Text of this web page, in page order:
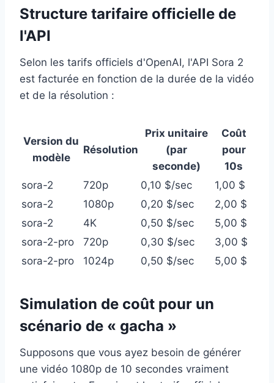
Structure tarifaire officielle de
l'API
Selon les tarifs officiels d'OpenAI, l'API Sora 2
est facturée en fonction de la durée de la vidéo
et de la résolution :
Version du
modèle
Résolution
Prix unitaire
(par
seconde)
Coût
pour
10s
sora-2
720p 0,10 $/sec
1,00 $
sora-2
1080p 0,20 $/sec
2,00 $
sora-2
4K 0,50 $/sec
5,00 $
sora-2-pro
720p 0,30 $/sec
3,00 $
sora-2-pro
1024p 0,50 $/sec 5,00 $
Simulation de coût pour un
scénario de « gacha »
Supposons que vous ayez besoin de générer
une vidéo 1080p de 10 secondes vraiment